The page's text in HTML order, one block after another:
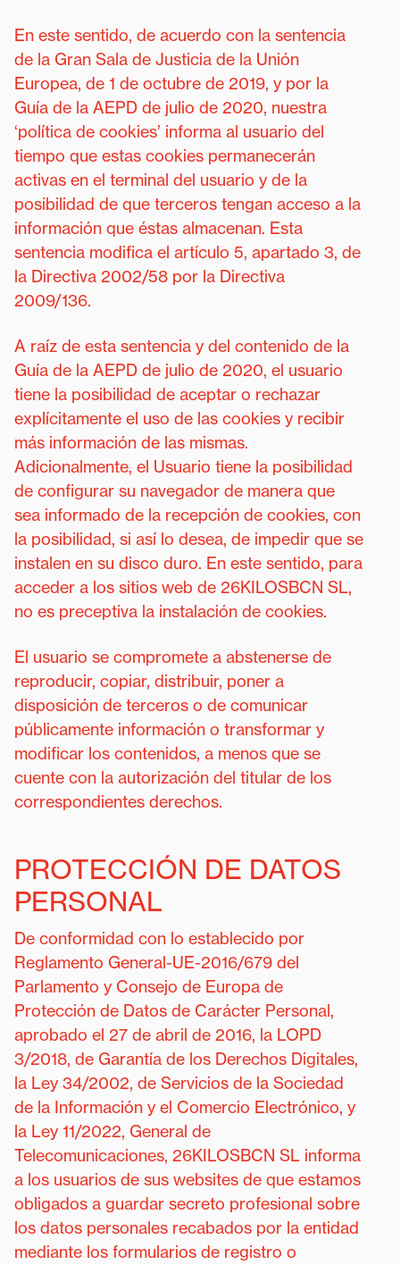
En este sentido, de acuerdo con la sentencia
de la Gran Sala de Justicia de la Unión
Europea, de 1 de octubre de 2019, y por la
Guía de la AEPD de julio de 2020, nuestra
‘política de cookies’ informa al usuario del
tiempo que estas cookies permanecerán
activas en el terminal del usuario y de la
posibilidad de que terceros tengan acceso a la
información que éstas almacenan. Esta
sentencia modifica el artículo 5, apartado 3, de
la Directiva 2002/58 por la Directiva
2009/136.
A raíz de esta sentencia y del contenido de la
Guía de la AEPD de julio de 2020, el usuario
tiene la posibilidad de aceptar o rechazar
explícitamente el uso de las cookies y recibir
más información de las mismas.
Adicionalmente, el Usuario tiene la posibilidad
de configurar su navegador de manera que
sea informado de la recepción de cookies, con
la posibilidad, si así lo desea, de impedir que se
instalen en su disco duro. En este sentido, para
acceder a los sitios web de 26KILOSBCN SL,
no es preceptiva la instalación de cookies.
El usuario se compromete a abstenerse de
reproducir, copiar, distribuir, poner a
disposición de terceros o de comunicar
públicamente información o transformar y
modificar los contenidos, a menos que se
cuente con la autorización del titular de los
correspondientes derechos.
PROTECCIÓN DE DATOS
PERSONAL
De conformidad con lo establecido por
Reglamento General-UE-2016/679 del
Parlamento y Consejo de Europa de
Protección de Datos de Carácter Personal,
aprobado el 27 de abril de 2016, la LOPD
3/2018, de Garantía de los Derechos Digitales,
la Ley 34/2002, de Servicios de la Sociedad
de la Información y el Comercio Electrónico, y
la Ley 11/2022, General de
Telecomunicaciones, 26KILOSBCN SL informa
a los usuarios de sus websites de que estamos
obligados a guardar secreto profesional sobre
los datos personales recabados por la entidad
mediante los formularios de registro o